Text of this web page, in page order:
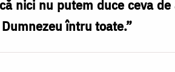
nici nu putem duce ceva
întru toate.”